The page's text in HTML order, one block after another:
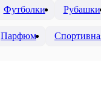
Футболки Рубашки
Парфюм